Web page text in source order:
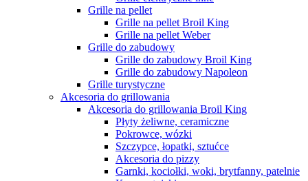
Grille na pellet
Grille na pellet Broil King
Grille na pellet Weber
Grille do zabudowy
Grille do zabudowy Broil King
Grille do zabudowy Napoleon
Grille turystyczne
Akcesoria do grillowania
Akcesoria do grillowania Broil King
Płyty żeliwne, ceramiczne
Pokrowce, wózki
Szczypce, łopatki, sztućce
Akcesoria do pizzy
Garnki, kociołki, woki, brytfanny, patelnie